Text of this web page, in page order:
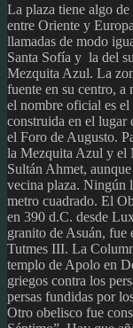
La plaza tiene algo
entre Oriente y
llamadas de modo
Santa Sofía y la del
Mezquita Azul. La
fuente en su centro, a
el nombre oficial es el
construida en el lugar
el Foro de Augusto.
la Mezquita Azul y el
Sultán Ahmet,
vecina plaza. Ningún
metro cuadrado. El
en 390 d.C. desde
granito de Asuán,
Tutmes III. La
templo de Apolo en
griegos contra los
persas fundidas por
Otro obelisco fue